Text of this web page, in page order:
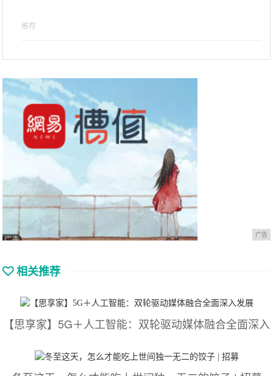
推荐
广告
相关推荐
【思享家】5G＋人工智能：双轮驱动媒体融合全面深入